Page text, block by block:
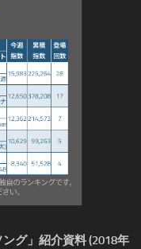
ング」紹介資料 (2018年